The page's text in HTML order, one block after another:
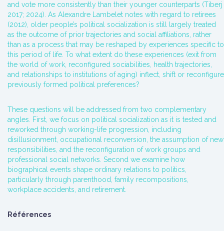
and vote more consistently than their younger counterparts (Tiberj
2017; 2024). As Alexandre Lambelet notes with regard to retirees
(2012), older people’s political socialization is still largely treated
as the outcome of prior trajectories and social affiliations, rather
than as a process that may be reshaped by experiences specific to
this period of life. To what extent do these experiences (exit from
the world of work, reconfigured sociabilities, health trajectories,
and relationships to institutions of aging) inflect, shift or reconfigure
previously formed political preferences?
These questions will be addressed from two complementary
angles. First, we focus on political socialization as it is tested and
reworked through working-life progression, including
disillusionment, occupational reconversion, the assumption of new
responsibilities, and the reconfiguration of work groups and
professional social networks. Second we examine how
biographical events shape ordinary relations to politics,
particularly through parenthood, family recompositions,
workplace accidents, and retirement.
Références